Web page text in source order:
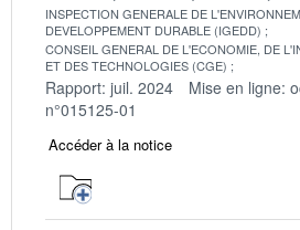
INSPECTION GENERALE DE
DEVELOPPEMENT DURABLE (IGEDD)
CONSEIL GENERAL DE L'ECONOMIE, DE
ET DES TECHNOLOGIES (CGE)
Rapport: juil. 2024 Mise en ligne:
n°015125-01
Accéder à la notice